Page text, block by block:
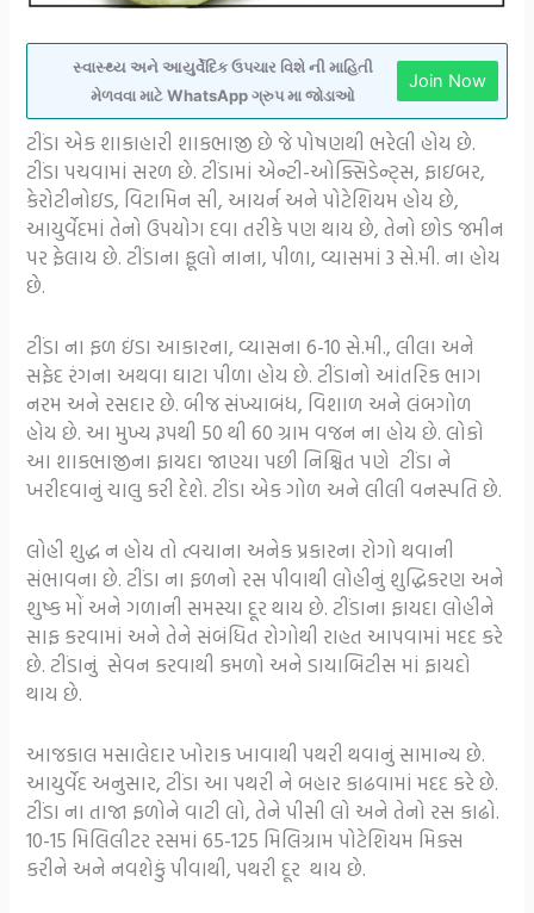
સ્વાસ્થ્ય અને આયુર્વેદિક ઉપચાર વિશે ની માહિતી
મેળવવા માટે WhatsApp ગ્રુપ મા જોડાઓ
Join Now
ટીંડા એક શાકાહારી શાકભાજી છે જે પોષણથી ભરેલી હોય છે.
ટીંડા પચવામાં સરળ છે. ટીંડામાં એન્ટી-ઓક્સિડેન્ટ્સ, ફાઇબર,
કેરોટીનોઇડ, વિટામિન સી, આયર્ન અને પોટેશિયમ હોય છે,
આયુર્વેદમાં તેનો ઉપયોગ દવા તરીકે પણ થાય છે, તેનો છોડ જમીન
પર ફેલાય છે. ટીંડાના ફૂલો નાના, પીળા, વ્યાસમાં 3 સે.મી. ના હોય
છે.
ટીંડા ના ફળ ઇંડા આકારના, વ્યાસના 6-10 સે.મી., લીલા અને
સફેદ રંગના અથવા ઘાટા પીળા હોય છે. ટીંડાનો આંતરિક ભાગ
નરમ અને રસદાર છે. બીજ સંખ્યાબંધ, વિશાળ અને લંબગોળ
હોય છે. આ મુખ્ય રૂપથી 50 થી 60 ગ્રામ વજન ના હોય છે. લોકો
આ શાકભાજીના ફાયદા જાણ્યા પછી નિશ્ચિત પણે ટીંડા ને
ખરીદવાનું ચાલુ કરી દેશે. ટીંડા એક ગોળ અને લીલી વનસ્પતિ છે.
લોહી શુદ્ધ ન હોય તો ત્વચાના અનેક પ્રકારના રોગો થવાની
સંભાવના છે. ટીંડા ના ફળનો રસ પીવાથી લોહીનું શુદ્ધિકરણ અને
શુષ્ક મોં અને ગળાની સમસ્યા દૂર થાય છે. ટીંડાના ફાયદા લોહીને
સાફ કરવામાં અને તેને સંબંધિત રોગોથી રાહત આપવામાં મદદ કરે
છે. ટીંડાનું સેવન કરવાથી કમળો અને ડાયાબિટીસ માં ફાયદો
થાય છે.
આજકાલ મસાલેદાર ખોરાક ખાવાથી પથરી થવાનું સામાન્ય છે.
આયુર્વેદ અનુસાર, ટીંડા આ પથરી ને બહાર કાઢવામાં મદદ કરે છે.
ટીંડા ના તાજા ફળોને વાટી લો, તેને પીસી લો અને તેનો રસ કાઢો.
10-15 મિલિલીટર રસમાં 65-125 મિલિગ્રામ પોટેશિયમ મિક્સ
કરીને અને નવશેકું પીવાથી, પથરી દૂર થાય છે.